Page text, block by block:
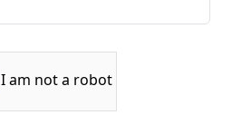
I am not a robot